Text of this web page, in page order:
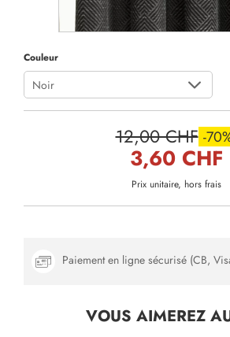
Couleur
Noir
12,00 CHF -
3,60 CHF
Prix unitaire, hors frais
Paiement en ligne sécurisé (CB,
VOUS AIMEREZ